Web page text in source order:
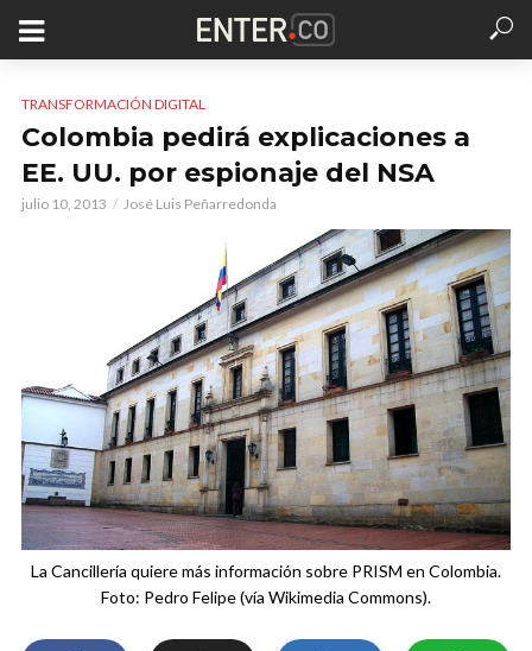
TRANSFORMACIÓN DIGITAL
Colombia pedirá explicaciones a
EE. UU. por espionaje del NSA
julio 10, 2013 José Luis Peñarredonda
La Cancillería quiere más información sobre PRISM en Colombia.
Foto: Pedro Felipe (vía Wikimedia Commons).